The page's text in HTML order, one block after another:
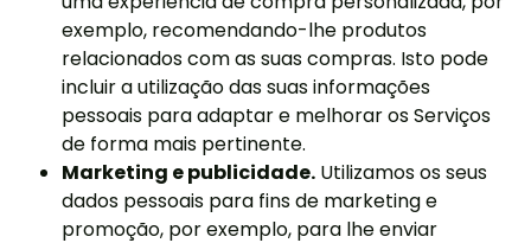
exemplo, recomendando-lhe produtos
relacionados com as suas compras. Isto pode
incluir a utilização das suas informações
pessoais para adaptar e melhorar os Serviços
de forma mais pertinente.
Marketing e publicidade. Utilizamos os seus
dados pessoais para fins de marketing e
promoção, por exemplo, para lhe enviar